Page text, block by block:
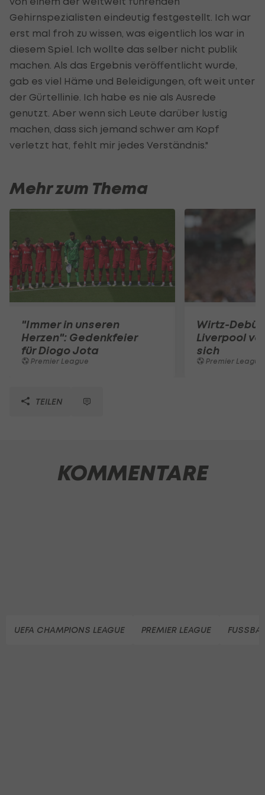
Gehirnspezialisten eindeutig festgestellt. Ich war
erst mal froh zu wissen, was eigentlich los war in
diesem Spiel. Ich wollte das selber nicht publik
machen. Als das Ergebnis veröffentlicht wurde,
gab es viel Häme und Beleidigungen, oft weit unter
der Gürtellinie. Ich habe es nie als Ausrede
genutzt. Aber wenn sich Leute darüber lustig
machen, dass sich jemand schwer am Kopf
verletzt hat, fehlt mir jedes Verständnis."
Mehr zum Thema
"Immer in unseren
Herzen": Gedenkfeier
für Diogo Jota
Premier League
Wirtz-Debüt
Liverpool
sich
Premier League
TEILEN
KOMMENTARE
UEFA CHAMPIONS LEAGUE PREMIER LEAGUE